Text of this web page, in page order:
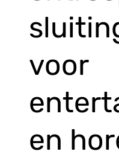
voor
en